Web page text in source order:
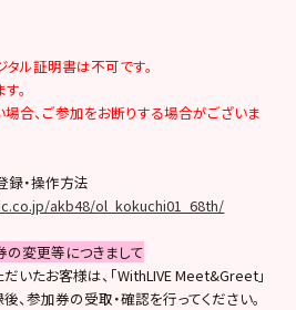
ル証明書は不可です。
。
合、ご参加をお断りする場合がございま
録・操作方法
akb48/ol_kokuchi01_68th/
変更等につきまして
いたお客様は、「WithLIVE Meet&Greet」
、参加券の受取・確認を行ってください。